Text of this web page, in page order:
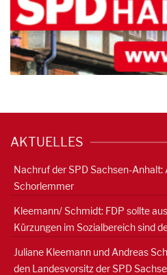
AKTUELLES
Nachruf der SPD Sachsen-Anhalt:
Schorlemmer
Kleemann/ Schmidt: FDP sollte
Kürzungen im Sozialbereich sind
Juliane Kleemann und Andreas
den Landesvorsitz der SPD